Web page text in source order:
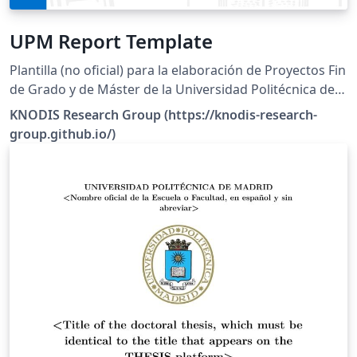
UPM Report Template
Plantilla (no oficial) para la elaboración de Proyectos Fin
de Grado y de Máster de la Universidad Politécnica de
Madrid.
KNODIS Research Group (https://knodis-research-
group.github.io/)